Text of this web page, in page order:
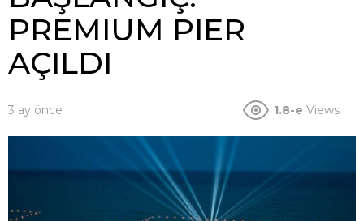
PREMIUM PIER
AÇILDI
3 ay önce 1.8-e Views